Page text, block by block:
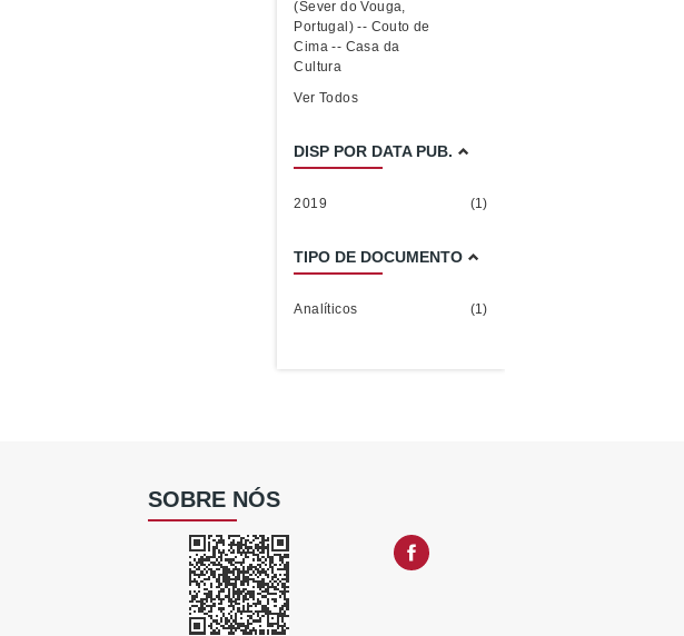
(Sever do Vouga,
Portugal) -- Couto de
Cima -- Casa da
Cultura
Ver Todos
DISP POR DATA PUB.
2019 (1)
TIPO DE DOCUMENTO
Analíticos (1)
SOBRE NÓS